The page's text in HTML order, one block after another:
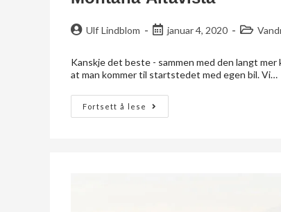
Ulf Lindblom januar 4, 2020
Kanskje det beste - sammen med den langt
at man kommer til startstedet med egen bil. Vi…
Fortsett å lese